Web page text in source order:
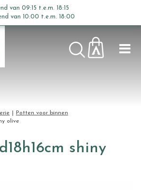
Potten voor binnen
olive
van 09:15 t.e.m. 18:15
van 10:00 t.e.m. 18:00
shiny